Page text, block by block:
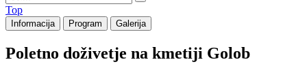
Top
Informacija Program Galerija
Poletno doživetje na kmetiji Golob